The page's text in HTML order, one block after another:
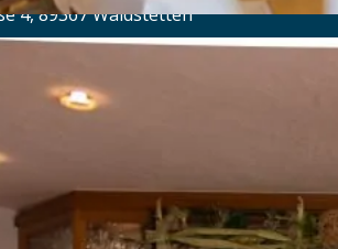
4, 89367 Waldstetten
Gasthof zum Engel